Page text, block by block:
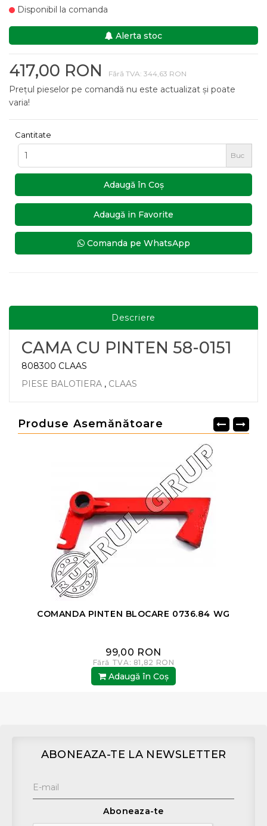
Disponibil la comanda
Alerta stoc
417,00 RON Fără TVA: 344,63 RON
Prețul pieselor pe comandă nu este actualizat și poate
varia!
Cantitate
Buc
Adaugă în Coş
Adaugă in Favorite
Comanda pe WhatsApp
Descriere
CAMA CU PINTEN 58-0151
808300 CLAAS
PIESE BALOTIERA , CLAAS
Produse Asemănătoare
COMANDA PINTEN BLOCARE 0736.84 WG
99,00 RON
Fără TVA: 81,82 RON
Adaugă în Coş
ABONEAZA-TE LA NEWSLETTER
Aboneaza-te